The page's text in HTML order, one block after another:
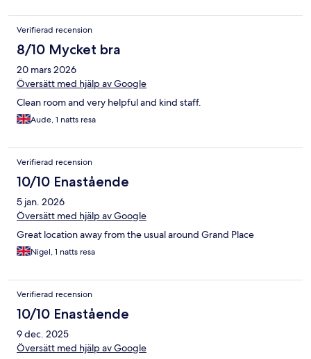
Verifierad recension
8/10 Mycket bra
20 mars 2026
Översätt med hjälp av Google
Clean room and very helpful and kind staff.
Aude, 1 natts resa
Verifierad recension
10/10 Enastående
5 jan. 2026
Översätt med hjälp av Google
Great location away from the usual around Grand Place
Nigel, 1 natts resa
Verifierad recension
10/10 Enastående
9 dec. 2025
Översätt med hjälp av Google